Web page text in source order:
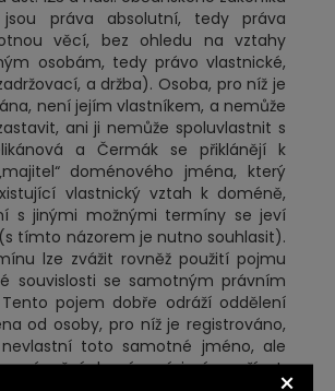
práva absolutní, tedy práva
věcí, bez ohledu na vztahy
osobám, tedy právo vlastnické,
a držba). Osoba, pro níž je
není jejím vlastníkem, a nemůže
ani ji nemůže spoluvlastnit s
a Čermák se přiklánějí k
doménového jména, který
vlastnický vztah k doméně,
s jinými možnými termíny se jeví
tímto názorem je nutno souhlasit).
lze zvážit rovněž použití pojmu
souvislosti se samotným právním
pojem dobře odráží oddělení
od osoby, pro níž je registrováno,
toto samotné jméno, ale
oprávnění doménové jméno užívat.